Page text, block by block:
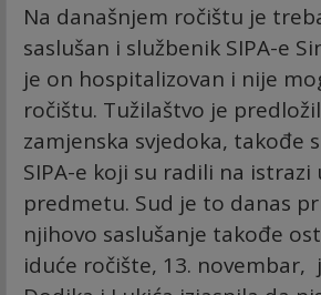
Na današnjem ročištu je
saslušan i službenik SIPA-e
je on hospitalizovan i nije
ročištu. Tužilaštvo je
zamjenska svjedoka, takođe
SIPA-e koji su radili na istrazi
predmetu. Sud je to danas
njihovo saslušanje takođe
iduće ročište, 13. novembar,